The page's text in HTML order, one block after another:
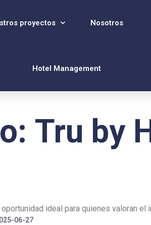
proyectos Nosotros
Hotel Management
Tru by
ideal para quienes valoran
06-27